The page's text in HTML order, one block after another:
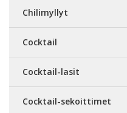
Chilimyllyt
Cocktail
Cocktail-lasit
Cocktail-sekoittimet